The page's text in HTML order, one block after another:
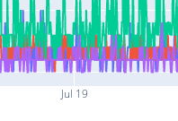
Jul 19